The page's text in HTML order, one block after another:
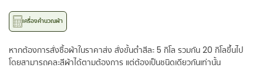
เครื่องคำนวณผ้า
หากต้องการสั่งซื้อผ้าในราคาส่ง สั่งขั้นต่ำสีละ 5 กิโล รวมกัน 20 กิโลขึ้นไป
โดยสามารถคละสีผ้าได้ตามต้องการ แต่ต้องเป็นชนิดเดียวกันเท่านั้น